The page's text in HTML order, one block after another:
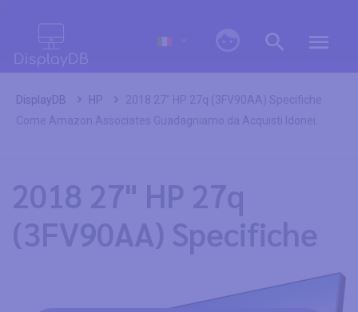
DisplayDB HP
2018 27" HP 27q (3FV90AA) Specifiche
Come Amazon Associates Guadagniamo da Acquisti Idonei.
2018 27" HP 27q
(3FV90AA) Specifiche